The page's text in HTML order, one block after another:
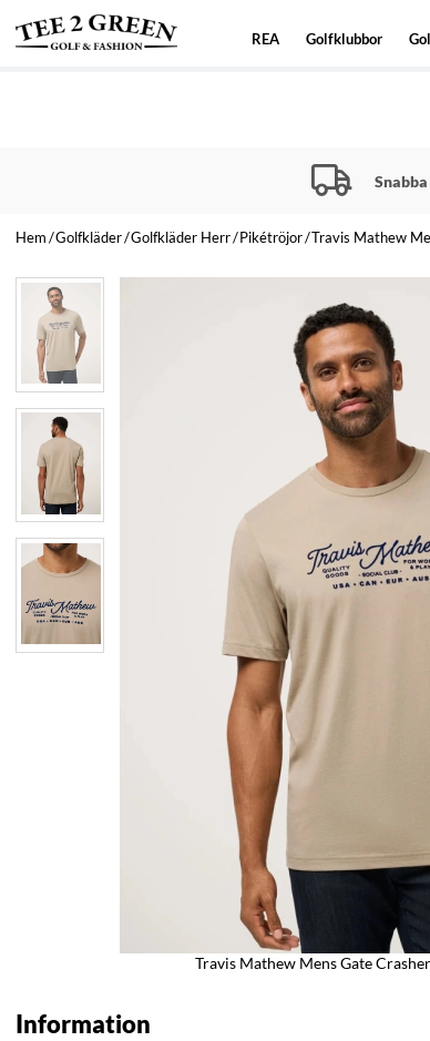
REA Golfklubbor
Hem Golfkläder Golfkläder Herr Pikétröjor Travis Mathew
Travis Mathew Mens Gate
Information